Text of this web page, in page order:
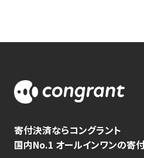
寄付決済ならコングラント
国内No.1 オールインワンの寄